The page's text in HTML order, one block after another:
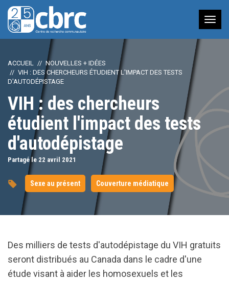
à
ACCUEIL
NOUVELLES + IDÉES
VIH : DES CHERCHEURS ÉTUDIENT L'IMPACT DES TESTS
D'AUTODÉPISTAGE
VIH : des chercheurs
étudient l'impact des tests
d'autodépistage
Partagé le 22 avril 2021
Sexe au présent Couverture médiatique
Des milliers de tests d'autodépistage du VIH gratuits
seront distribués au Canada dans le cadre d'une
étude visant à aider les homosexuels et les